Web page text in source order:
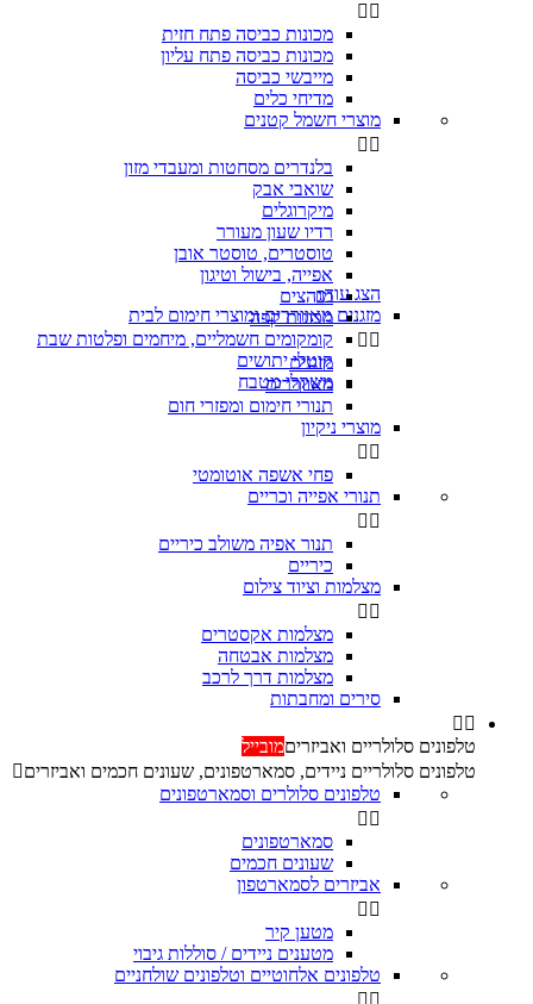
 
מכונות כביסה פתח חזית
מכונות כביסה פתח עליון
מייבשי כביסה
מדיחי כלים
מוצרי חשמל קטנים
 
בלנדרים מסחטות ומעבדי מזון
שואבי אבק
מיקרוגלים
רדיו שעון מעורר
טוסטרים, טוסטר אובן
אפייה, בישול וטיגון
מגהצים
מכונות קפה
קומקומים חשמליים, מיחמים ופלטות שבת
קוטלי יתושים
משקלי מטבח
הצג עוד
מזגנים מאווררים ומוצרי חימום לבית
 
מזגנים
מאווררים
תנורי חימום ומפזרי חום
מוצרי ניקיון
 
פחי אשפה אוטומטי
תנורי אפייה וכריים
 
‏תנור אפיה משולב כיריים
כיריים
מצלמות וציוד צילום
 
מצלמות אקסטרים
מצלמות אבטחה
מצלמות דרך לרכב
סירים ומחבתות
 
טלפונים סלולריים ואביזריםמובייל
טלפונים סלולריים ניידים, סמארטפונים, שעונים חכמים ואביזרים
טלפונים סלולרים וסמארטפונים
 
סמארטפונים
שעונים חכמים
אביזרים לסמארטפון
 
מטען קיר
מטענים ניידים / סוללות גיבוי
טלפונים אלחוטיים וטלפונים שולחניים
 